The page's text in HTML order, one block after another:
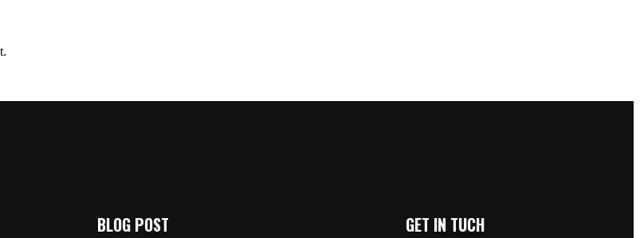
BLOG POST GET IN TUCH